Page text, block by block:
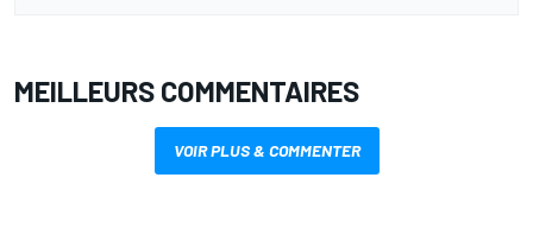
MEILLEURS COMMENTAIRES
VOIR PLUS & COMMENTER